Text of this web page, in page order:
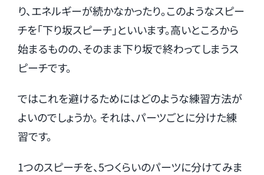
り、エネルギーが続かなかったり。このようなスピー
チを「下り坂スピーチ」といいます。高いところから
始まるものの、そのまま下り坂で終わってしまうス
ピーチです。
ではこれを避けるためにはどのような練習方法が
よいのでしょうか。 それは、パーツごとに分けた練
習です。
1つのスピーチを、5つくらいのパーツに分けてみま